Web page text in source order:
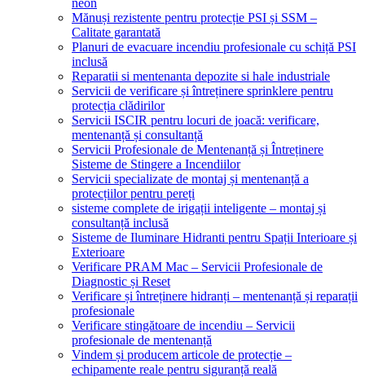
neon
Mănuși rezistente pentru protecție PSI și SSM –
Calitate garantată
Planuri de evacuare incendiu profesionale cu schiță PSI
inclusă
Reparatii si mentenanta depozite si hale industriale
Servicii de verificare și întreținere sprinklere pentru
protecția clădirilor
Servicii ISCIR pentru locuri de joacă: verificare,
mentenanță și consultanță
Servicii Profesionale de Mentenanță și Întreținere
Sisteme de Stingere a Incendiilor
Servicii specializate de montaj și mentenanță a
protecțiilor pentru pereți
sisteme complete de irigații inteligente – montaj și
consultanță inclusă
Sisteme de Iluminare Hidranti pentru Spații Interioare și
Exterioare
Verificare PRAM Mac – Servicii Profesionale de
Diagnostic și Reset
Verificare și întreținere hidranți – mentenanță și reparații
profesionale
Verificare stingătoare de incendiu – Servicii
profesionale de mentenanță
Vindem și producem articole de protecție –
echipamente reale pentru siguranță reală